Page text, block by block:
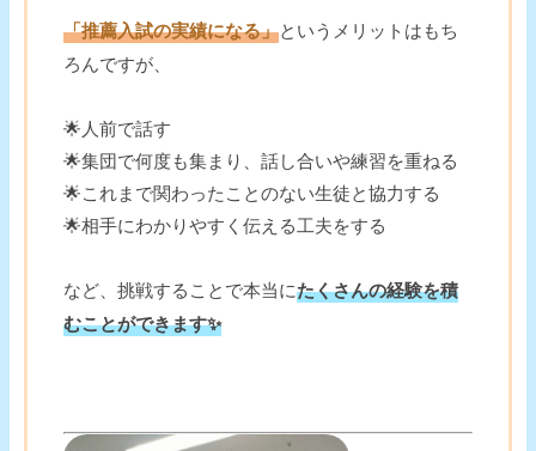
「推薦入試の実績になる」というメリットはもち
ろんですが、
🌟人前で話す
🌟集団で何度も集まり、話し合いや練習を重ねる
🌟これまで関わったことのない生徒と協力する
🌟相手にわかりやすく伝える工夫をする
など、挑戦することで本当にたくさんの経験を積
むことができます✨